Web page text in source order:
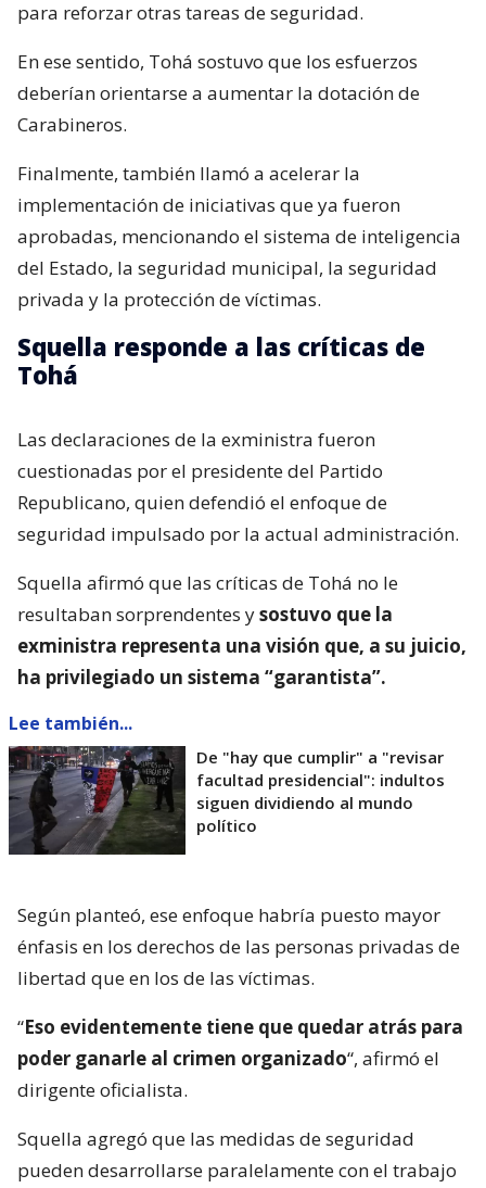
para reforzar otras tareas de seguridad.
En ese sentido, Tohá sostuvo que los esfuerzos
deberían orientarse a aumentar la dotación de
Carabineros.
Finalmente, también llamó a acelerar la
implementación de iniciativas que ya fueron
aprobadas, mencionando el sistema de inteligencia
del Estado, la seguridad municipal, la seguridad
privada y la protección de víctimas.
Squella responde a las críticas de
Tohá
Las declaraciones de la exministra fueron
cuestionadas por el presidente del Partido
Republicano, quien defendió el enfoque de
seguridad impulsado por la actual administración.
Squella afirmó que las críticas de Tohá no le
resultaban sorprendentes ysostuvo que la
exministra representa una visión que, a su juicio,
ha privilegiado un sistema “garantista”.
Lee también...
De "hay que cumplir" a "revisar
facultad presidencial": indultos
siguen dividiendo al mundo
político
Según planteó, ese enfoque habría puesto mayor
énfasis en los derechos de las personas privadas de
libertad que en los de las víctimas.
“Eso evidentemente tiene que quedar atrás para
poder ganarle al crimen organizado“, afirmó el
dirigente oficialista.
Squella agregó que las medidas de seguridad
pueden desarrollarse paralelamente con el trabajo